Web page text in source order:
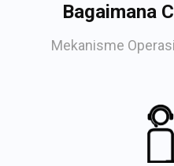
Bagaimana
Mekanisme